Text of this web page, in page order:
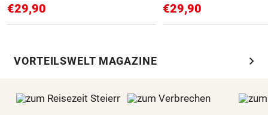
€29,90 €29,90
VORTEILSWELT MAGAZINE chevron_right